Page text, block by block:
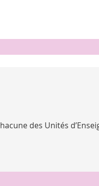
des Unités